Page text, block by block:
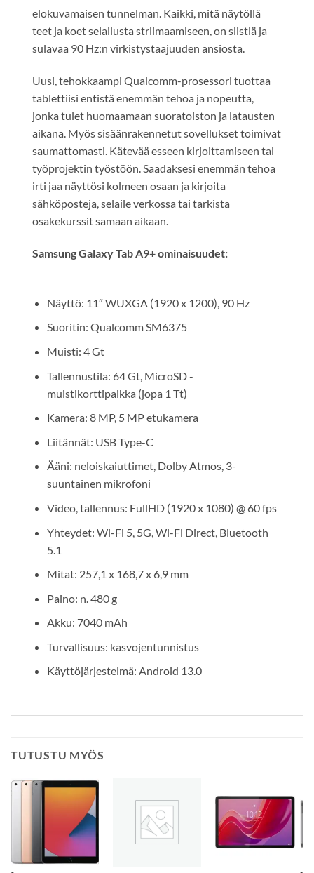
elokuvamaisen tunnelman. Kaikki, mitä näytöllä
teet ja koet selailusta striimaamiseen, on siistiä ja
sulavaa 90 Hz:n virkistystaajuuden ansiosta.
Uusi, tehokkaampi Qualcomm-prosessori tuottaa
tablettiisi entistä enemmän tehoa ja nopeutta,
jonka tulet huomaamaan suoratoiston ja latausten
aikana. Myös sisäänrakennetut sovellukset toimivat
saumattomasti. Kätevää esseen kirjoittamiseen tai
työprojektin työstöön. Saadaksesi enemmän tehoa
irti jaa näyttösi kolmeen osaan ja kirjoita
sähköposteja, selaile verkossa tai tarkista
osakekurssit samaan aikaan.
Samsung Galaxy Tab A9+ ominaisuudet:
Näyttö: 11″ WUXGA (1920 x 1200), 90 Hz
Suoritin: Qualcomm SM6375
Muisti: 4 Gt
Tallennustila: 64 Gt, MicroSD -
muistikorttipaikka (jopa 1 Tt)
Kamera: 8 MP, 5 MP etukamera
Liitännät: USB Type-C
Ääni: neloiskaiuttimet, Dolby Atmos, 3-
suuntainen mikrofoni
Video, tallennus: FullHD (1920 x 1080) @ 60 fps
Yhteydet: Wi-Fi 5, 5G, Wi-Fi Direct, Bluetooth
5.1
Mitat: 257,1 x 168,7 x 6,9 mm
Paino: n. 480 g
Akku: 7040 mAh
Turvallisuus: kasvojentunnistus
Käyttöjärjestelmä: Android 13.0
TUTUSTU MYÖS